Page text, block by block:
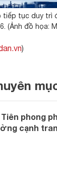
tiếp tục duy trì
(Ảnh đồ họa:
)
Tiên phong
cạnh